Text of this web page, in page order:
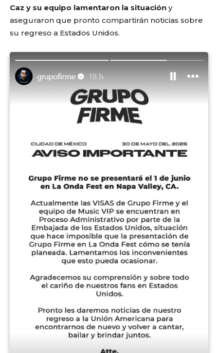
Caz y su equipo lamentaron la situación y
aseguraron que pronto compartirán noticias sobre
su regreso a Estados Unidos.